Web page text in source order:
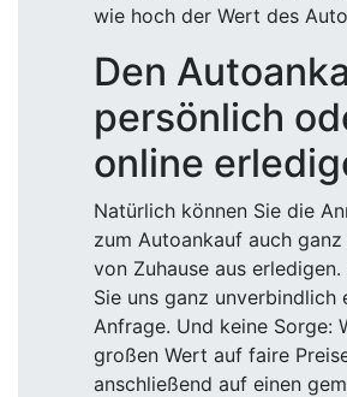
wie hoch der Wert des
Den
persönlich
online
Natürlich können Sie die
zum Autoankauf auch ganz
von Zuhause aus erledigen.
Sie uns ganz unverbindlich
Anfrage. Und keine Sorge:
großen Wert auf faire
anschließend auf einen